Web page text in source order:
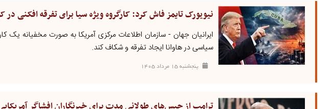
نیویورک تایمز فاش کرد: کارگروه ویژه سیا برای تفرقه افکنی در
ایرانیان جهان - سازمان اطلاعات مرکزی آمریکا به‌ صورت مخفیانه یک
سیاسی در هاوانا ایجاد تفرقه و شکاف کند.
پنجشنبه ۱۵ مرداد ۱۴۰۵